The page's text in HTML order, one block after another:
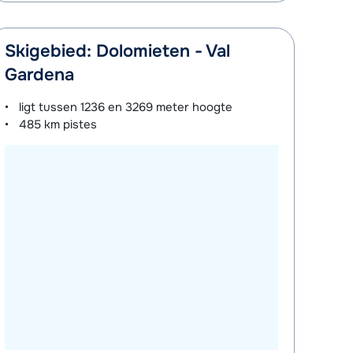
Skigebied: Dolomieten - Val
Gardena
ligt tussen1236 en 3269 meter hoogte
485 km pistes